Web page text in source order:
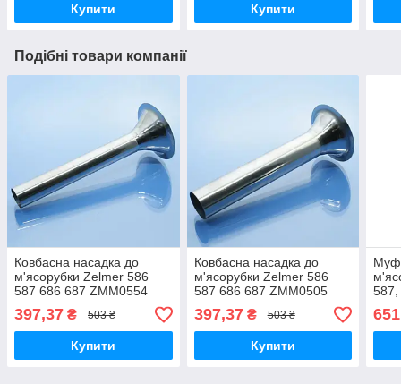
Купити Купити
Подібні товари компанії
Ковбасна насадка до
м'ясорубки Zelmer 586
587 686 687 ZMM0554
ZMM0805 ZMM0815
ZMM0854 ZMM0954
ZMM1005 ZMM1006
ZMM1054 ZMM1554 19мм
397,37 ₴ 503 ₴
Купити
Ковбасна насадка до
м'ясорубки Zelmer 586
587 686 687 ZMM0505
ZMM0805 ZMM0815
ZMM0854 ZMM0905
ZMM0954 ZMM1005
ZMM1006 ZMM1554 25мм
397,37₴ 503 ₴
Купити